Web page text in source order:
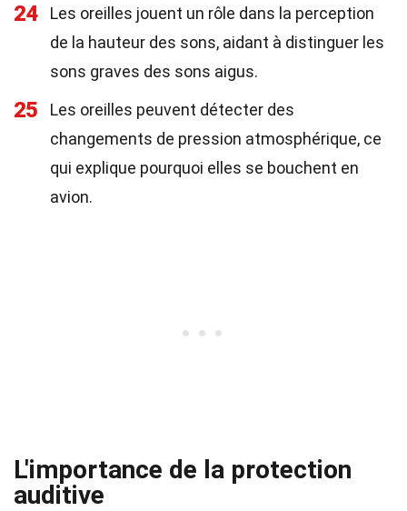
24
Les oreilles jouent un rôle dans la perception
de la hauteur des sons, aidant à distinguer les
sons graves des sons aigus.
25
Les oreilles peuvent détecter des
changements de pression atmosphérique, ce
qui explique pourquoi elles se bouchent en
avion.
L'importance de la protection
auditive